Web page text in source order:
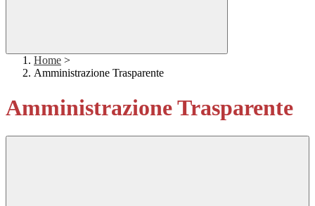
Home >
Amministrazione Trasparente
Amministrazione Trasparente